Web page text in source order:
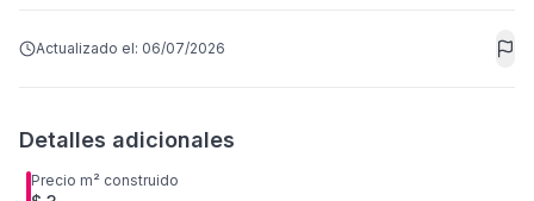
Actualizado el: 06/07/2026
Detalles adicionales
Precio m² construido